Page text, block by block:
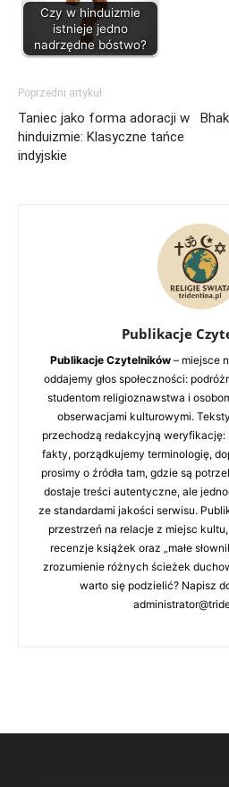
Czy w hinduizmie
istnieje jedno
nadrzędne bóstwo?
Poprzedni artykuł
Taniec jako forma adoracji w
hinduizmie: Klasyczne tańce
indyjskie
Publikacje
Publikacje Czytelników– miejsce
oddajemy głos społeczności:
studentom religioznawstwa i
obserwacjami kulturowymi.
przechodzą redakcyjną
fakty, porządkujemy terminologię,
prosimy o źródła tam, gdzie są
dostaje treści autentyczne, ale
ze standardami jakości serwisu.
przestrzeń na relacje z miejsc
recenzje książek oraz „małe
zrozumienie różnych ścieżek
warto się podzielić? Napisz